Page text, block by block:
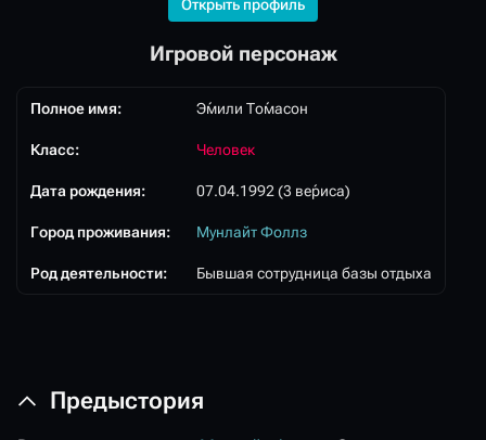
Открыть профиль
Игровой персонаж
Полное имя: Э́мили То́масон
Класс: Человек
Дата рождения: 07.04.1992 (3 ве́риса)
Город проживания: Мунлайт Фоллз
Род деятельности: Бывшая сотрудница базы отдыха
Предыстория